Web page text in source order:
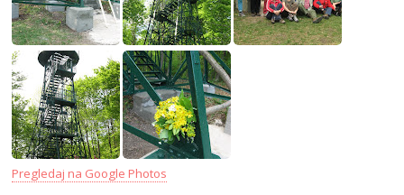
Pregledaj na Google Photos